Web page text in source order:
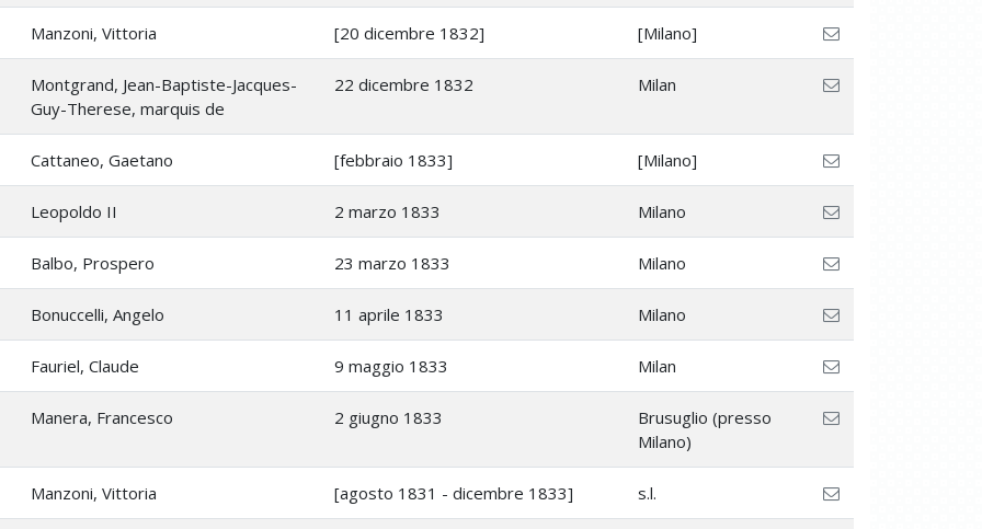
Manzoni, Vittoria [20 dicembre 1832] [Milano]
Montgrand, Jean-Baptiste-Jacques-
Guy-Therese, marquis de
22 dicembre 1832 Milan
Cattaneo, Gaetano [febbraio 1833] [Milano]
Leopoldo II 2 marzo 1833 Milano
Balbo, Prospero 23 marzo 1833 Milano
Bonuccelli, Angelo 11 aprile 1833 Milano
Fauriel, Claude 9 maggio 1833 Milan
Manera, Francesco 2 giugno 1833
Brusuglio (presso
Milano)
Manzoni, Vittoria [agosto 1831 - dicembre 1833] s.l.